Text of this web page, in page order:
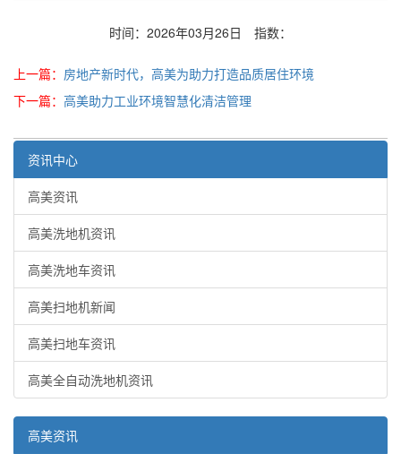
时间：2026年03月26日 指数：
上一篇： 房地产新时代，高美为助力打造品质居住环境
下一篇： 高美助力工业环境智慧化清洁管理
资讯中心
高美资讯
高美洗地机资讯
高美洗地车资讯
高美扫地机新闻
高美扫地车资讯
高美全自动洗地机资讯
高美资讯